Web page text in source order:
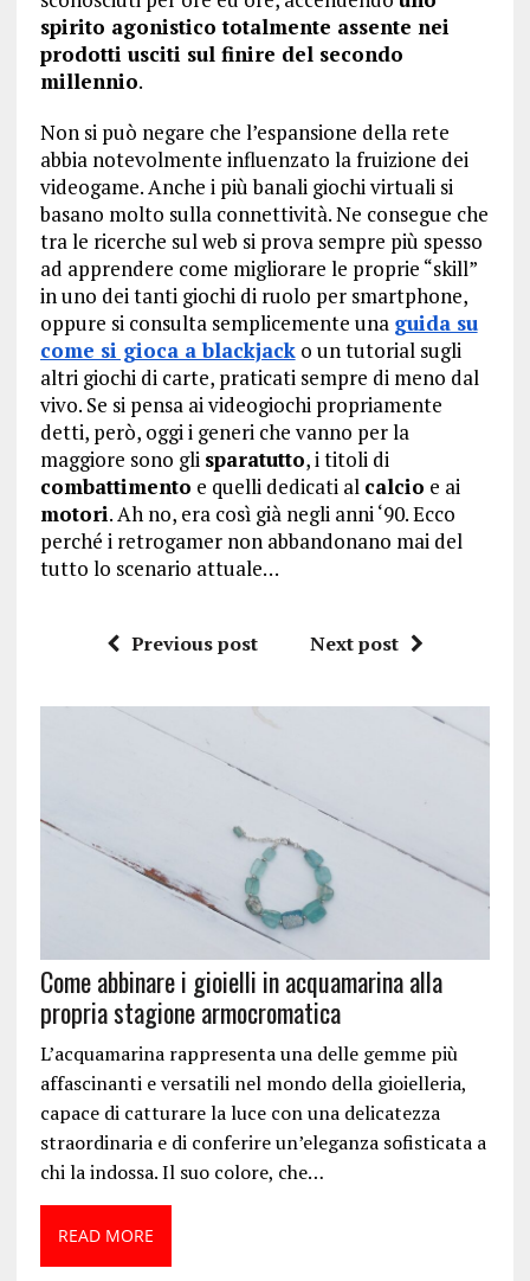
spirito agonistico totalmente assente nei
prodotti usciti sul finire del secondo
millennio.
Non si può negare che l’espansione della rete
abbia notevolmente influenzato la fruizione dei
videogame. Anche i più banali giochi virtuali si
basano molto sulla connettività. Ne consegue che
tra le ricerche sul web si prova sempre più spesso
ad apprendere come migliorare le proprie “skill”
in uno dei tanti giochi di ruolo per smartphone,
oppure si consulta semplicemente una guida su
come si gioca a blackjacko un tutorial sugli
altri giochi di carte, praticati sempre di meno dal
vivo. Se si pensa ai videogiochi propriamente
detti, però, oggi i generi che vanno per la
maggiore sono gli sparatutto, i titoli di
combattimento e quelli dedicati al calcio e ai
motori. Ah no, era così già negli anni ‘90. Ecco
perché i retrogamer non abbandonano mai del
tutto lo scenario attuale…
Previous post Next post
Come abbinare i gioielli in acquamarina alla
propria stagione armocromatica
L’acquamarina rappresenta una delle gemme più
affascinanti e versatili nel mondo della gioielleria,
capace di catturare la luce con una delicatezza
straordinaria e di conferire un’eleganza sofisticata a
chi la indossa. Il suo colore, che…
READ MORE